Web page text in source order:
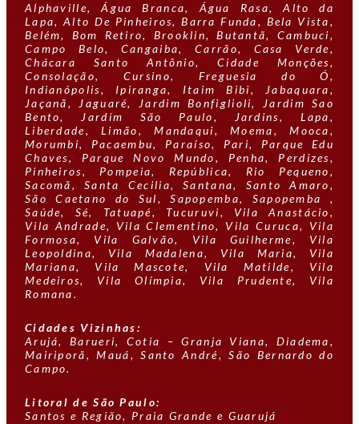
Alphaville, Água Branca, Água Rasa, Alto da
Lapa, Alto De Pinheiros, Barra Funda, Bela Vista,
Belém, Bom Retiro, Brooklin, Butantã, Cambuci,
Campo Belo, Cangaiba, Carrão, Casa Verde,
Chácara Santo Antônio, Cidade Monções,
Consolação, Cursino, Freguesia do Ó,
Indianópolis, Ipiranga, Itaim Bibi, Jabaquara,
Jaçanã, Jaguaré, Jardim Bonfiglioli, Jardim Sao
Bento, Jardim São Paulo, Jardins, Lapa,
Liberdade, Limão, Mandaqui, Moema, Mooca,
Morumbi, Pacaembu, Paraíso, Pari, Parque Edu
Chaves, Parque Novo Mundo, Penha, Perdizes,
Pinheiros, Pompeia, República, Rio Pequeno,
Sacomã, Santa Cecilia, Santana, Santo Amaro,
São Caetano do Sul, Sapopemba, Sapopemba ,
Saúde, Sé, Tatuapé, Tucuruvi, Vila Anastácio,
Vila Andrade, Vila Clementino, Vila Curuca, Vila
Formosa, Vila Galvão, Vila Guilherme, Vila
Leopoldina, Vila Madalena, Vila Maria, Vila
Mariana, Vila Mascote, Vila Matilde, Vila
Medeiros, Vila Olímpia, Vila Prudente, Vila
Romana.
Cidades Vizinhas:
Arujá, Barueri, Cotia – Granja Viana, Diadema,
Mairiporã, Mauá, Santo André, São Bernardo do
Campo.
Litoral de São Paulo:
Santos e Região, Praia Grande e Guarujá